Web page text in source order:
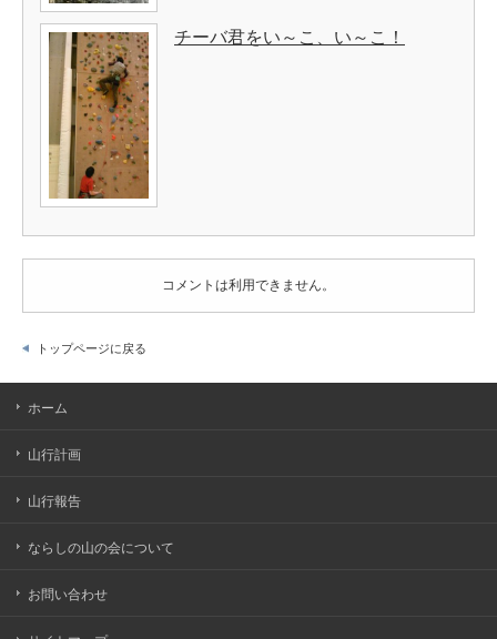
チーバ君をい～こ、い～こ！
コメントは利用できません。
トップページに戻る
ホーム
山行計画
山行報告
ならしの山の会について
お問い合わせ